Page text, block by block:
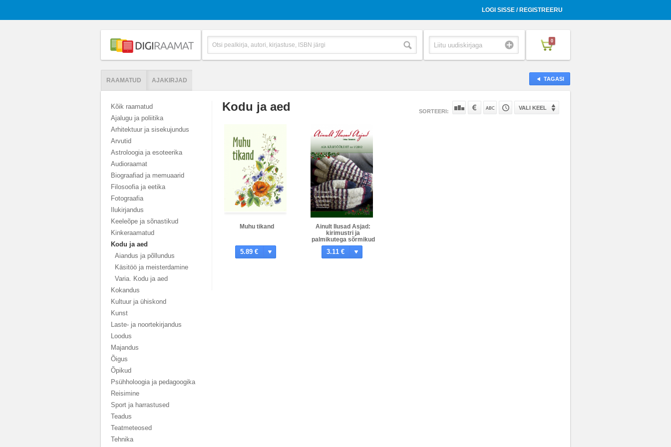
LOGI SISSE / REGISTREERU
0
TAGASI
RAAMATUD AJAKIRJAD
Kõik raamatud
Ajalugu ja poliitika
Arhitektuur ja sisekujundus
Arvutid
Astroloogia ja esoteerika
Audioraamat
Biograafiad ja memuaarid
Filosoofia ja eetika
Fotograafia
Ilukirjandus
Keeleõpe ja sõnastikud
Kinkeraamatud
Kodu ja aed
Aiandus ja põllundus
Käsitöö ja meisterdamine
Varia. Kodu ja aed
Kokandus
Kultuur ja ühiskond
Kunst
Laste- ja noortekirjandus
Loodus
Majandus
Õigus
Õpikud
Psühholoogia ja pedagoogika
Reisimine
Sport ja harrastused
Teadus
Teatmeteosed
Tehnika
Kodu ja aed SORTEERI:
VALI KEEL
Muhu tikand
5.89 €
Ainult Ilusad Asjad:
kirimustri ja
palmikutega sõrmikud
koos mustrilehe ja
tööjuhendiga
3.11 €